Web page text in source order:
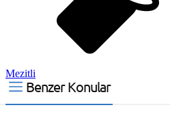
Mezitli
Benzer Konular